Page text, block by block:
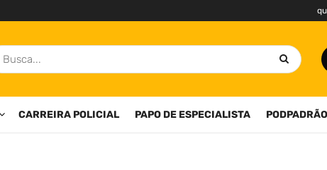
CARREIRA POLICIAL PAPO DE ESPECIALISTA PODPADRÃO